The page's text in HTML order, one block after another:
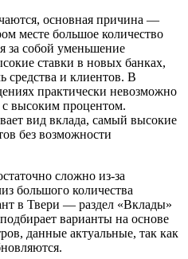
основная причина —
месте большое количество
за собой уменьшение
ставки в новых банках,
средства и клиентов. В
практически невозможно
высоким процентом.
вид вклада, самый высокие
без возможности
сложно из-за
большого количества
в Твери — раздел «Вклады»
варианты на основе
данные актуальные, так как